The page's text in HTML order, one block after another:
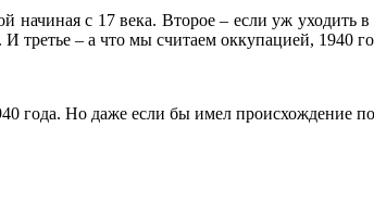
с 17 века. Второе – если уж
третье – а что мы считаем оккупацией, 1940
года. Но даже если бы имел происхождение